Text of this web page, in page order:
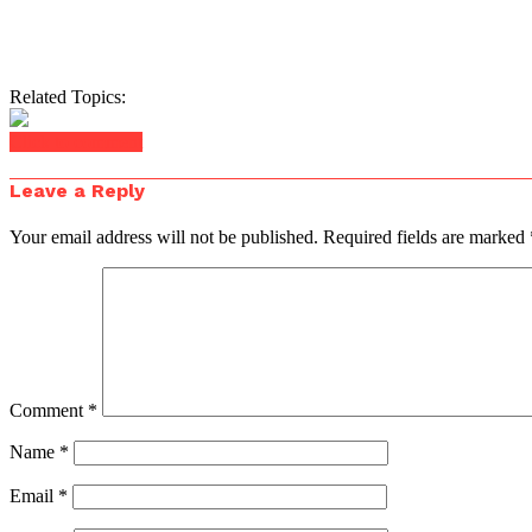
Related Topics:
Leave a Reply
Your email address will not be published. Required fields are marked
Comment *
Name *
Email *